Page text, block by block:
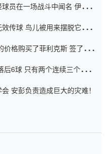
员在一场战斗中闻名 伊万放
传球 鸟儿被用来摆脱它
价格购买了菲利克斯 签了7年
6球 只有两个连续三个连续
安彭负责造成巨大的灾难！